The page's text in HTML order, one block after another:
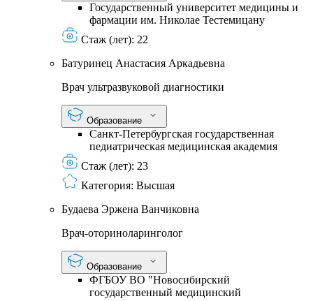
Государственный университет медицины и
фармации им. Николае Тестемицану
Стаж (лет): 22
Батуринец Анастасия Аркадьевна
Врач ультразвуковой диагностики
Образование
Санкт-Петербургская государственная
педиатрическая медицинская академия
Стаж (лет): 23
Категория: Высшая
Будаева Эржена Ванчиковна
Врач-оториноларинголог
Образование
ФГБОУ ВО "Новосибирский
государственный медицинский